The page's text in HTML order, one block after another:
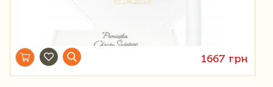
1667 грн